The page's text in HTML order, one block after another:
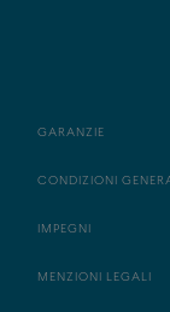
GARANZIE
CONDIZIONI
IMPEGNI
MENZIONI LEGALI